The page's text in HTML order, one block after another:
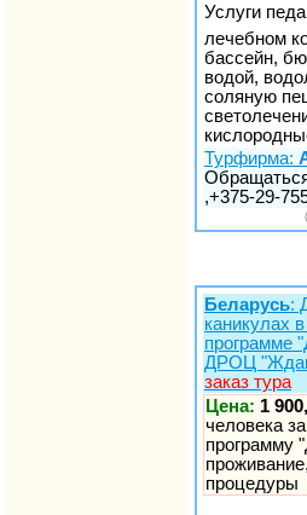
Услуги
лечебном
бассейн,
водой,
соляную
Турфирма:
,+375-29-
Беларусь:
каникулах
программе
ДРОЦ
заказ тура
Цена: 1
человека
программу
процедуры